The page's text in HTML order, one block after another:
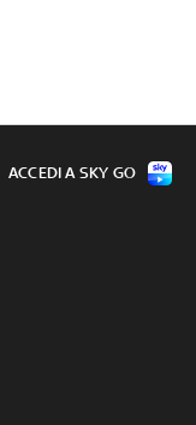
ACCEDI A SKY GO